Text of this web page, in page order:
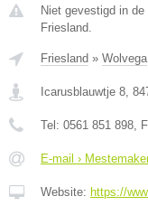
Niet gevestigd in
Friesland.
Friesland » Wolvega
Icarusblauwtje 8,
Tel: 0561 851 898,
E-mail ›
Website: https://